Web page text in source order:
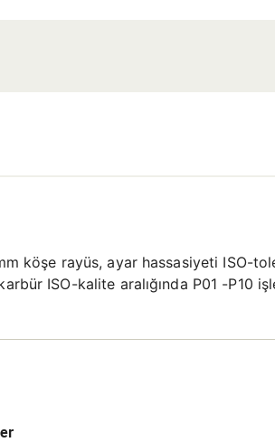
köşe rayüs, ayar hassasiyeti ISO-
ISO-kalite aralığında P01 -P10